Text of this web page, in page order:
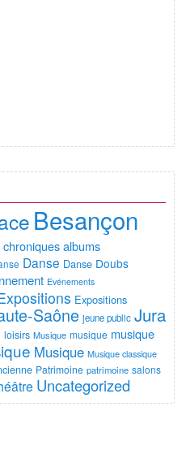
Besançon
chroniques albums
Danse Danse Doubs
Evénements
Expositions
Saône jeune public Jura
loisirs Musique musique musique
Musique Musique classique
Patrimoine patrimoine salons
Uncategorized